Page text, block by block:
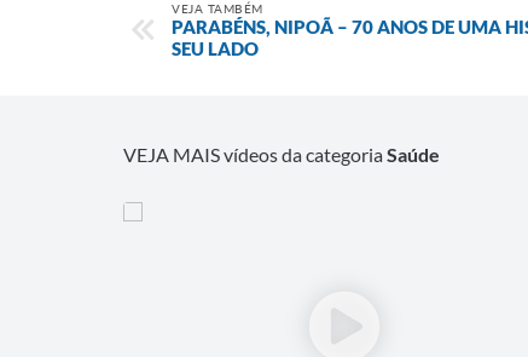
VEJA TAMBÉM
PARABÉNS, NIPOÃ – 70 ANOS DE UMA
SEU LADO
VEJA MAIS vídeos da categoriaSaúde